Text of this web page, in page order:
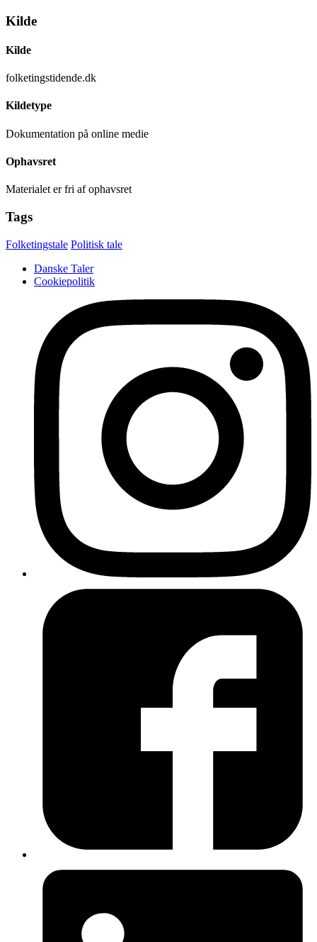
Kilde
Kilde
folketingstidende.dk
Kildetype
Dokumentation på online medie
Ophavsret
Materialet er fri af ophavsret
Tags
Folketingstale Politisk tale
Danske Taler
Cookiepolitik